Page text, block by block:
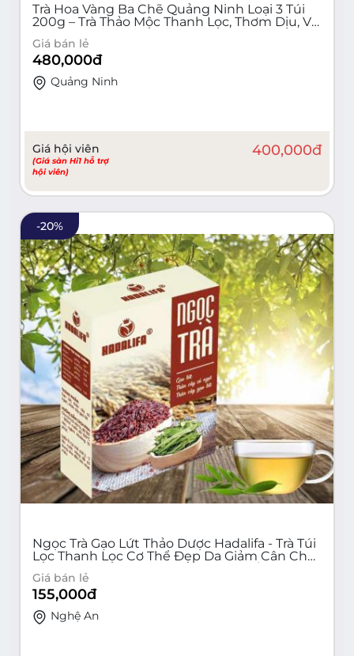
Trà Hoa Vàng Ba Chẽ Quảng Ninh Loại 3 Túi
200g – Trà Thảo Mộc Thanh Lọc, Thơm Dịu, Vị
Giá bán lẻ
480,000đ
Quảng Ninh
Giá hội viên
(Giá sàn Hi1 hỗ trợ
hội viên)
400,000đ
-20%
Ngọc Trà Gạo Lứt Thảo Dược Hadalifa - Trà Túi
Lọc Thanh Lọc Cơ Thể Đẹp Da Giảm Cân Cho
Giá bán lẻ
155,000đ
Nghệ An